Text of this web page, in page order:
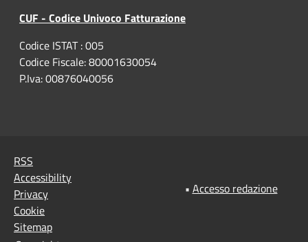
CUF - Codice Univoco Fatturazione
Codice ISTAT : 005
Codice Fiscale: 80001630054
P.Iva: 00876040056
RSS
Accessibility
Privacy
Cookie
Sitemap
• Accesso redazione